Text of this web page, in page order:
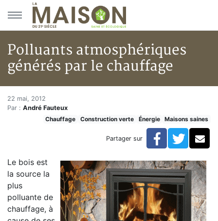
Aller au menu principal
Aller au contenu principal
Polluants atmosphériques
générés par le chauffage
Accueil
Articles
Maisons saines
Hypersensibilités environnementales
Polluants atmosphériques générés par le chauffage
Polluants atmosphériques
22 mai, 2012
Par : André Fauteux
Chauffage
Construction verte Énergie Maisons saines
Partager sur Facebook
Le bois est
la source la
plus
polluante de
chauffage, à